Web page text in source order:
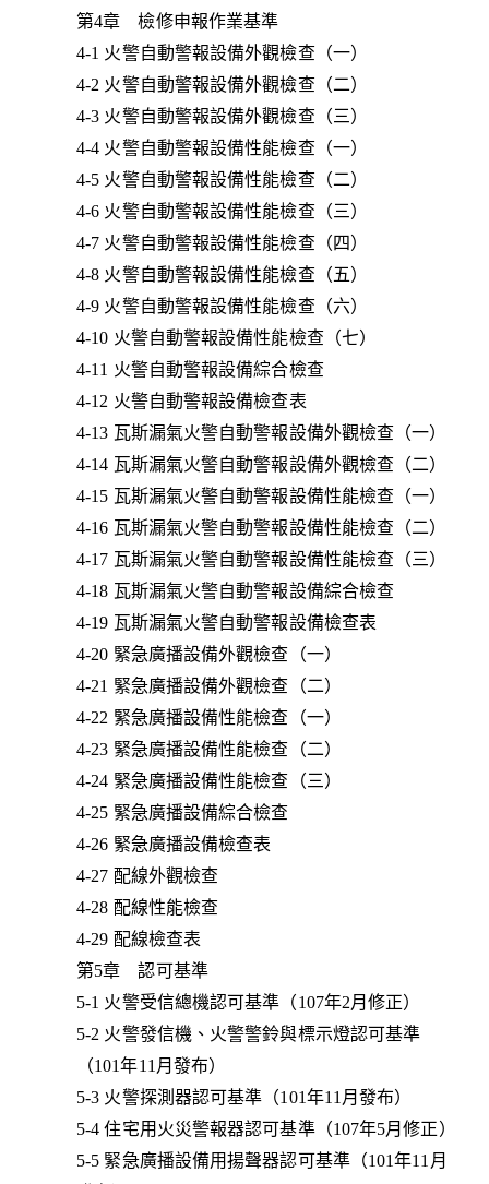
第4章 檢修申報作業基準
4-1 火警自動警報設備外觀檢查（一）
4-2 火警自動警報設備外觀檢查（二）
4-3 火警自動警報設備外觀檢查（三）
4-4 火警自動警報設備性能檢查（一）
4-5 火警自動警報設備性能檢查（二）
4-6 火警自動警報設備性能檢查（三）
4-7 火警自動警報設備性能檢查（四）
4-8 火警自動警報設備性能檢查（五）
4-9 火警自動警報設備性能檢查（六）
4-10 火警自動警報設備性能檢查（七）
4-11 火警自動警報設備綜合檢查
4-12 火警自動警報設備檢查表
4-13 瓦斯漏氣火警自動警報設備外觀檢查（一）
4-14 瓦斯漏氣火警自動警報設備外觀檢查（二）
4-15 瓦斯漏氣火警自動警報設備性能檢查（一）
4-16 瓦斯漏氣火警自動警報設備性能檢查（二）
4-17 瓦斯漏氣火警自動警報設備性能檢查（三）
4-18 瓦斯漏氣火警自動警報設備綜合檢查
4-19 瓦斯漏氣火警自動警報設備檢查表
4-20 緊急廣播設備外觀檢查（一）
4-21 緊急廣播設備外觀檢查（二）
4-22 緊急廣播設備性能檢查（一）
4-23 緊急廣播設備性能檢查（二）
4-24 緊急廣播設備性能檢查（三）
4-25 緊急廣播設備綜合檢查
4-26 緊急廣播設備檢查表
4-27 配線外觀檢查
4-28 配線性能檢查
4-29 配線檢查表
第5章 認可基準
5-1 火警受信總機認可基準（107年2月修正）
5-2 火警發信機、火警警鈴與標示燈認可基準
（101年11月發布）
5-3 火警探測器認可基準（101年11月發布）
5-4 住宅用火災警報器認可基準（107年5月修正）
5-5 緊急廣播設備用揚聲器認可基準（101年11月